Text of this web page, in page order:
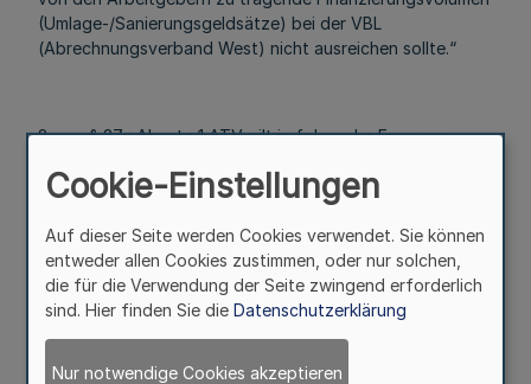
(Umlage-/Sanierungsgeldsätze) bei der VBL
(Abrechnungsverband West) nicht ausreichen sollte.“
2. § 37a Absatz 1 ATV gilt in folgender Fassung:
Abrechnungsverbandes Ost der VBL maßgebend ist,
beträgt der Arbeitnehmerbeitrag zur Pflichtversicherung
2,0 v. H. des zusatzversorgungspflichtigen Entgelts.
2Dieser Arbeitnehmerbeitrag zur Kapitaldeckung erhöht
sich wie folgt:
Cookie-Einstellungen
Auf dieser Seite werden Cookies verwendet. Sie können
entweder allen Cookies zustimmen, oder nur solchen,
die für die Verwendung der Seite zwingend erforderlich
sind. Hier finden Sie die Datenschutzerklärung
Nur notwendige Cookies akzeptieren